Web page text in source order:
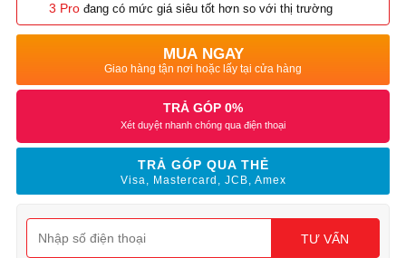
3 Pro đang có mức giá siêu tốt hơn so với thị trường
MUA NGAY
Giao hàng tận nơi hoặc lấy tại cửa hàng
TRẢ GÓP 0%
Xét duyệt nhanh chóng qua điện thoại
TRẢ GÓP QUA THẺ
Visa, Mastercard, JCB, Amex
TƯ VẤN